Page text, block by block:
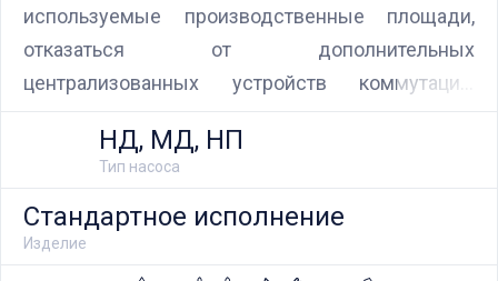
используемые производственные площади,
отказаться от дополнительных
централизованных устройств коммутации,
средств защиты и управления, что значительно
снижает затраты на проектирование, установку
и монтаж систем управления.
Тип насоса
НД, МД, НП
Изделие
Стандартное исполнение